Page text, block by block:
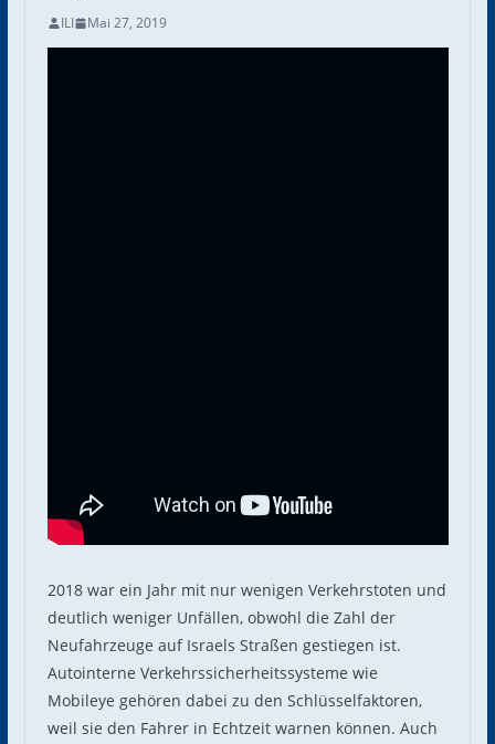
ILI Mai 27, 2019
2018 war ein Jahr mit nur wenigen Verkehrstoten und
deutlich weniger Unfällen, obwohl die Zahl der
Neufahrzeuge auf Israels Straßen gestiegen ist.
Autointerne Verkehrssicherheitssysteme wie
Mobileye gehören dabei zu den Schlüsselfaktoren,
weil sie den Fahrer in Echtzeit warnen können. Auch